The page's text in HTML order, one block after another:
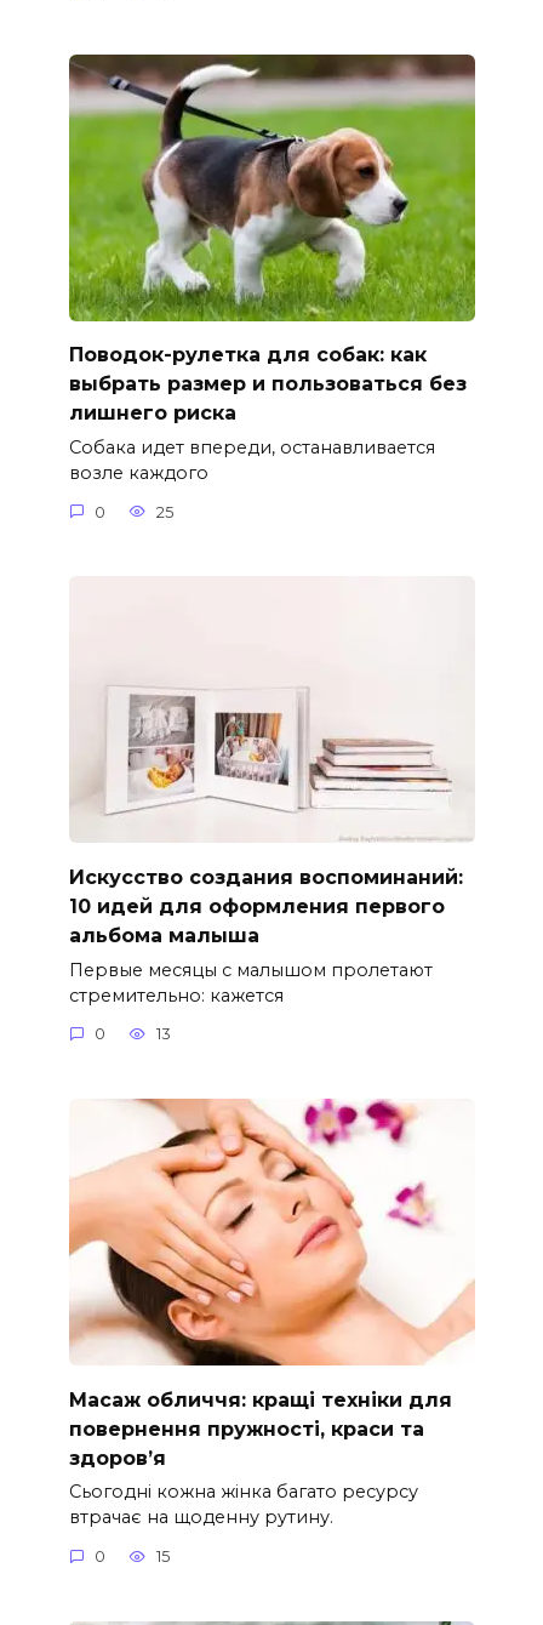
Поводок-рулетка для собак: как
выбрать размер и пользоваться без
лишнего риска
Собака идет впереди, останавливается
возле каждого
0 25
Искусство создания воспоминаний:
10 идей для оформления первого
альбома малыша
Первые месяцы с малышом пролетают
стремительно: кажется
0 13
Масаж обличчя: кращі техніки для
повернення пружності, краси та
здоров’я
Сьогодні кожна жінка багато ресурсу
втрачає на щоденну рутину.
0 15